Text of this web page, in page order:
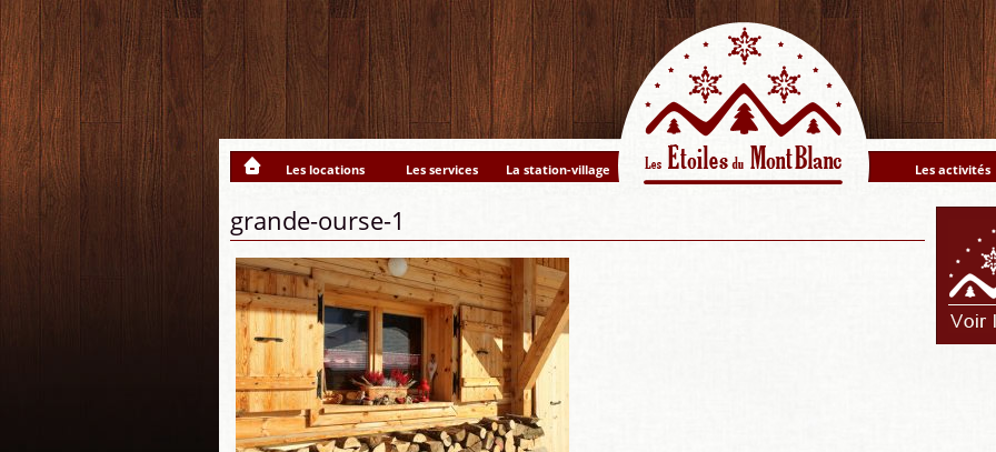
Les locations Les services La station-village Les activités
grande-ourse-1